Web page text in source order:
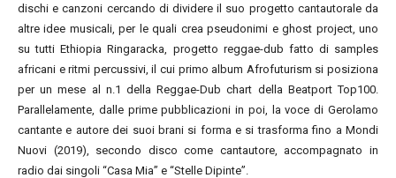
dischi e canzoni cercando di dividere il suo progetto cantautorale da
altre idee musicali, per le quali crea pseudonimi e ghost project, uno
su tutti Ethiopia Ringaracka, progetto reggae-dub fatto di samples
africani e ritmi percussivi, il cui primo album Afrofuturism si posiziona
per un mese al n.1 della Reggae-Dub chart della Beatport Top100.
Parallelamente, dalle prime pubblicazioni in poi, la voce di Gerolamo
cantante e autore dei suoi brani si forma e si trasforma fino a Mondi
Nuovi (2019), secondo disco come cantautore, accompagnato in
radio dai singoli “Casa Mia” e “Stelle Dipinte”.